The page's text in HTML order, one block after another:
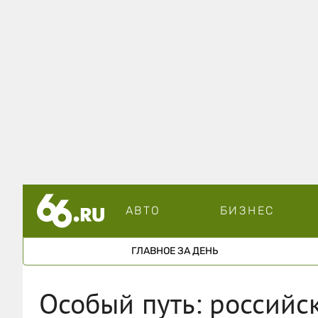
АВТО БИЗНЕС
ГЛАВНОЕ ЗА ДЕНЬ
Особый путь: